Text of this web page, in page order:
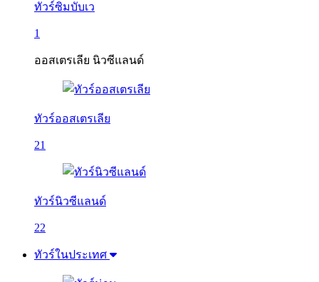
ทัวร์ซิมบับเว
1
ออสเตรเลีย นิวซีแลนด์
ทัวร์ออสเตรเลีย
21
ทัวร์นิวซีแลนด์
22
ทัวร์ในประเทศ